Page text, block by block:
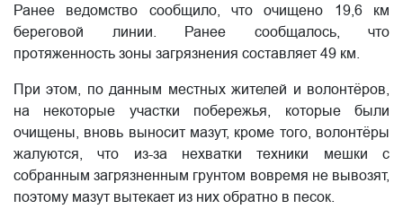
Ранее ведомство сообщило, что очищено 19,6 км
береговой линии. Ранее сообщалось, что
протяженность зоны загрязнения составляет 49 км.
При этом, по данным местных жителей и волонтёров,
на некоторые участки побережья, которые были
очищены, вновь выносит мазут, кроме того, волонтёры
жалуются, что из-за нехватки техники мешки с
собранным загрязненным грунтом вовремя не вывозят,
поэтому мазут вытекает из них обратно в песок.